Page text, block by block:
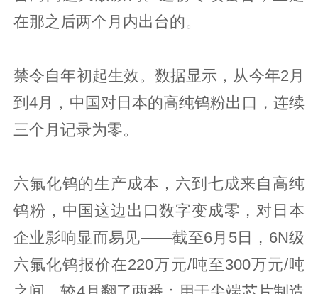
在那之后两个月内出台的。
禁令自年初起生效。数据显示，从今年2月
到4月，中国对日本的高纯钨粉出口，连续
三个月记录为零。
六氟化钨的生产成本，六到七成来自高纯
钨粉，中国这边出口数字变成零，对日本
企业影响显而易见——截至6月5日，6N级
六氟化钨报价在220万元/吨至300万元/吨